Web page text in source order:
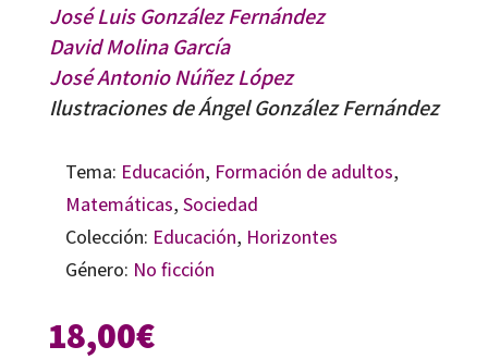
José Luis González Fernández
David Molina García
José Antonio Núñez López
Ilustraciones de Ángel González Fernández
Tema: Educación, Formación de adultos,
Matemáticas, Sociedad
Colección: Educación, Horizontes
Género: No ficción
18,00€